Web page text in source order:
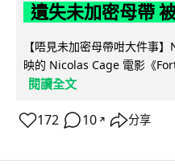
遺失未加密母帶
【唔見未加密母帶咁大件事
映的 Nicolas Cage 電影《
閱讀全文
172 10 ↗ 分享